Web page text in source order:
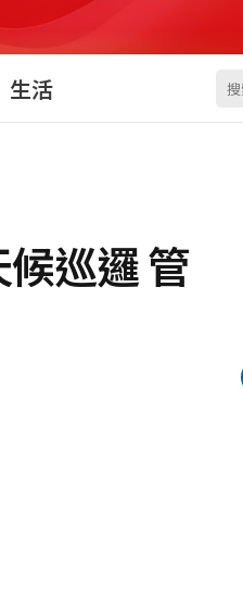
生活
巡邏 管